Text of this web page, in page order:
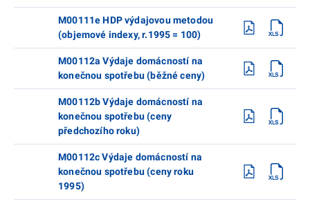
M00111e HDP výdajovou metodou
(objemové indexy, r.1995 = 100)
M00112a Výdaje domácností na
konečnou spotřebu (běžné ceny)
M00112b Výdaje domácností na
konečnou spotřebu (ceny
předchozího roku)
M00112c Výdaje domácností na
konečnou spotřebu (ceny roku
1995)